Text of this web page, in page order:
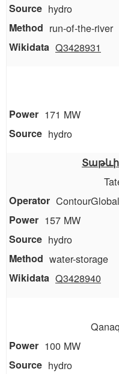
hydro
run-of-the-river
Q3428931
171 MW
hydro
Տաթևի
ContourGlobal
157 MW
hydro
water-storage
Q3428940
100 MW
hydro